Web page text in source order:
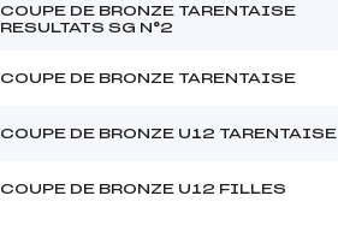
COUPE DE BRONZE TARENTAISE
RESULTATS SG N°2
COUPE DE BRONZE TARENTAISE
COUPE DE BRONZE U12 TARENTAISE
COUPE DE BRONZE U12 FILLES